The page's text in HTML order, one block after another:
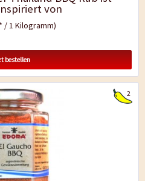
von
/ 1 Kilogramm)
bestellen
2